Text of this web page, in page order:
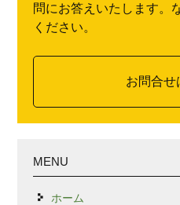
問にお答えいたします。
ください。
お問合せ
MENU
ホーム